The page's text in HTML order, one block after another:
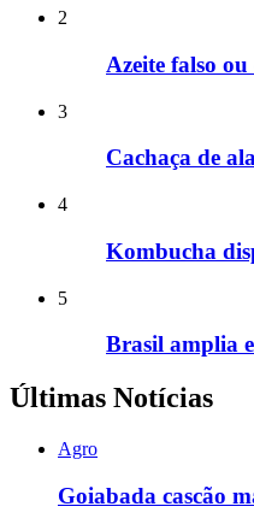
2
Azeite falso
3
Cachaça de
4
Kombucha
5
Brasil amplia
Últimas Notícias
Agro
Goiabada cascão